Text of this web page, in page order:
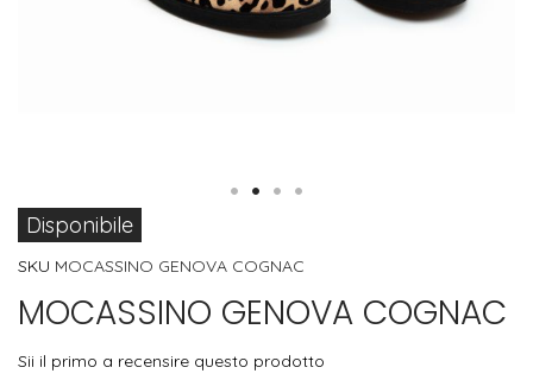
Vai
all'inizio
della
galleria
immagini
Disponibile
SKU MOCASSINO GENOVA COGNAC
MOCASSINO GENOVA COGNAC
Sii il primo a recensire questo prodotto